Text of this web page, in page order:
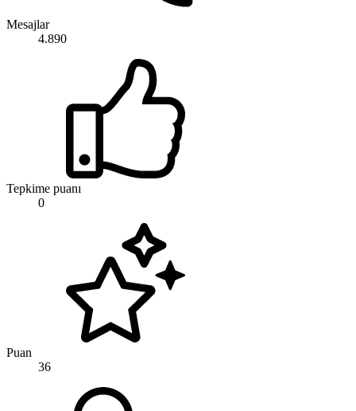
Mesajlar
4.890
Tepkime puanı
0
Puan
36